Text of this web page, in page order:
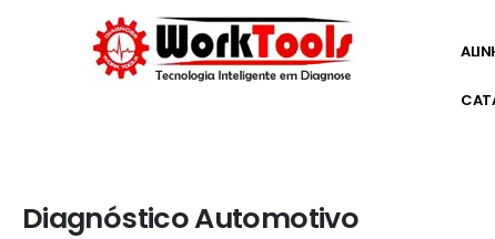
Diagnóstico Automotivo